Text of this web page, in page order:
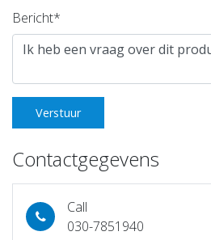
Bericht*
Verstuur
Contactgegevens
Call
030-7851940